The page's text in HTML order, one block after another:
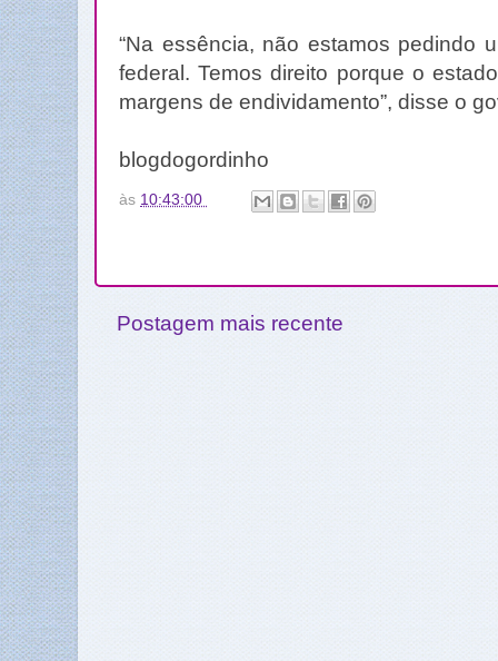
“Na essência, não estamos pedindo
federal. Temos direito porque o
margens de endividamento”, disse o
blogdogordinho
às 10:43:00
Postagem mais recente